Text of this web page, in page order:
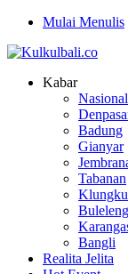
Mulai Menulis
Kabar
Nasional
Badung
Gianyar
Tabanan
Buleleng
Bangli
Realita Jelita